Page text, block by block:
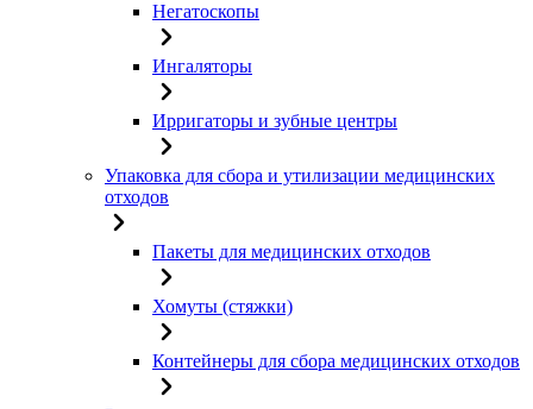
Негатоскопы
Ингаляторы
Ирригаторы и зубные центры
Упаковка для сбора и утилизации медицинских
отходов
Пакеты для медицинских отходов
Хомуты (стяжки)
Контейнеры для сбора медицинских отходов